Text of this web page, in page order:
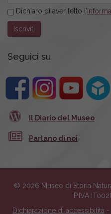
Dichiaro di aver letto l’
Seguici su
Il Diario del Museo
Parlano di noi
© 2026 Museo di Storia
P.IVA
Dichiarazione di accessibilità -